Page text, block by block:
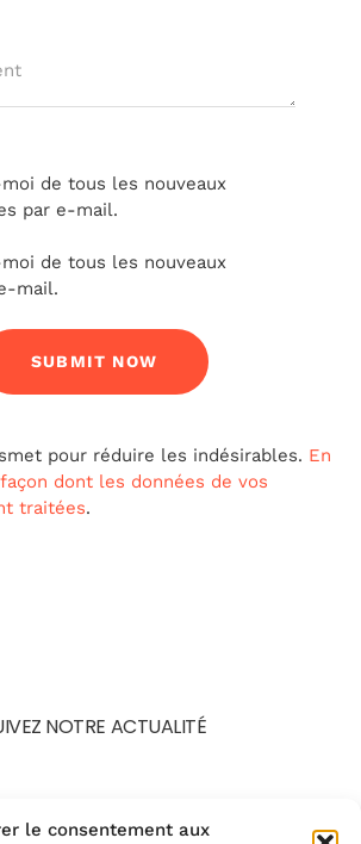
le consentement aux
de tous les nouveaux
par e-mail.
de tous les nouveaux
mail.
pour réduire les indésirables. En
dont les données de vos
traitées.
NOTRE ACTUALITÉ